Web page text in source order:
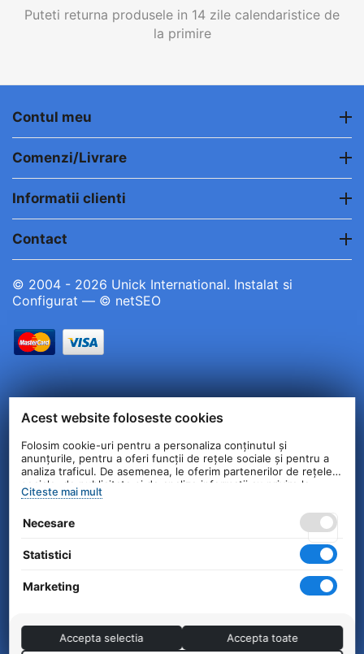
Puteti returna produsele in 14 zile calendaristice de
la primire
Contul meu
Comenzi/Livrare
Informatii clienti
Contact
© 2004 - 2026 Unick International. Instalat si
Configurat — © netSEO
Acest website foloseste cookies
Folosim cookie-uri pentru a personaliza conținutul și
anunțurile, pentru a oferi funcții de rețele sociale și pentru a
analiza traficul. De asemenea, le oferim partenerilor de rețele
sociale, de publicitate și de analize informații cu privire la
modul în care folosiți site-ul nostru. Aceștia le pot combina cu
serviciilor lor.
Citeste mai mult
Necesare
Statistici
Marketing
Accepta selectia Accepta toate